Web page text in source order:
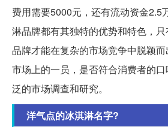
费用需要5000元，还有流动资金2.5
淋品牌都有其独特的优势和特色，只
品牌才能在复杂的市场竞争中脱颖
市场上的一员，是否符合消费者的
泛的市场调查和研究。
洋气点的冰淇淋名字?